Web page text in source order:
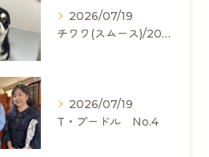
2026/07/19
チワワ(スムース)/2024.05.06/男の子/60,000(税別)
2026/07/19
T・プードル No.4